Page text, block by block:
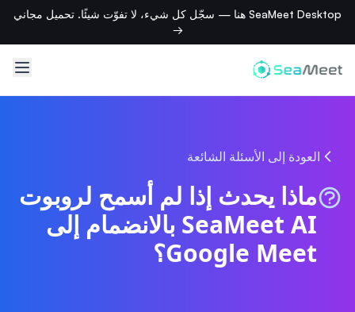
SeaMeet Desktop هنا — سجّل كل شيء، لا تفوّت شيئًا. تحميل مجاني
→
العودة إلى الأسئلة الشائعة
ماذا يحدث إذا لم أسمح لروبوت
SeaMeet AI بالانضمام إلى
Google Meet؟